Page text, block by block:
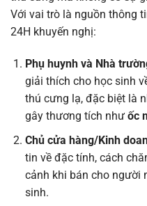
Với vai trò là nguồn thông
24H khuyến nghị:
Phụ huynh và Nhà
giải thích cho học sinh
thú cưng lạ, đặc biệt là
gây thương tích như ốc
Chủ cửa hàng/Kinh
tin về đặc tính, cách
cảnh khi bán cho người
sinh.